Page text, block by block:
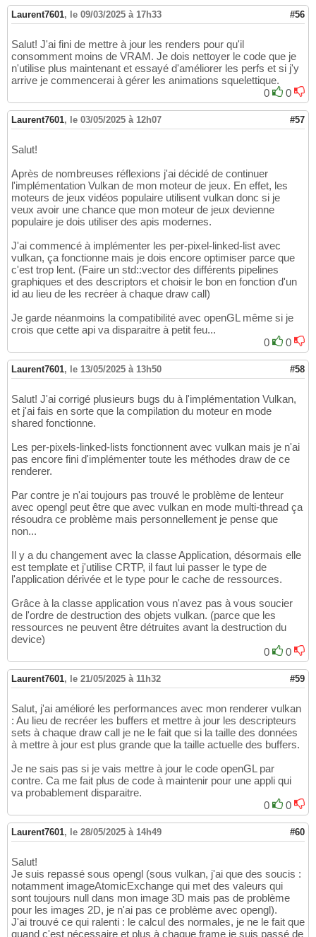
Laurent7601, le 09/03/2025 à 17h33 #56
Salut! J'ai fini de mettre à jour les renders pour qu'il
consomment moins de VRAM. Je dois nettoyer le code que je
n'utilise plus maintenant et essayé d'améliorer les perfs et si j'y
arrive je commencerai à gérer les animations squelettique.
0
0
Laurent7601, le 03/05/2025 à 12h07 #57
Salut!
Après de nombreuses réflexions j'ai décidé de continuer
l'implémentation Vulkan de mon moteur de jeux. En effet, les
moteurs de jeux vidéos populaire utilisent vulkan donc si je
veux avoir une chance que mon moteur de jeux devienne
populaire je dois utiliser des apis modernes.
J'ai commencé à implémenter les per-pixel-linked-list avec
vulkan, ça fonctionne mais je dois encore optimiser parce que
c'est trop lent. (Faire un std::vector des différents pipelines
graphiques et des descriptors et choisir le bon en fonction d'un
id au lieu de les recréer à chaque draw call)
Je garde néanmoins la compatibilité avec openGL même si je
crois que cette api va disparaitre à petit feu...
0
0
Laurent7601, le 13/05/2025 à 13h50 #58
Salut! J'ai corrigé plusieurs bugs du à l'implémentation Vulkan,
et j'ai fais en sorte que la compilation du moteur en mode
shared fonctionne.
Les per-pixels-linked-lists fonctionnent avec vulkan mais je n'ai
pas encore fini d'implémenter toute les méthodes draw de ce
renderer.
Par contre je n'ai toujours pas trouvé le problème de lenteur
avec opengl peut être que avec vulkan en mode multi-thread ça
résoudra ce problème mais personnellement je pense que
non...
Il y a du changement avec la classe Application, désormais elle
est template et j'utilise CRTP, il faut lui passer le type de
l'application dérivée et le type pour le cache de ressources.
Grâce à la classe application vous n'avez pas à vous soucier
de l'ordre de destruction des objets vulkan. (parce que les
ressources ne peuvent être détruites avant la destruction du
device)
0
0
Laurent7601, le 21/05/2025 à 11h32 #59
Salut, j'ai amélioré les performances avec mon renderer vulkan
: Au lieu de recréer les buffers et mettre à jour les descripteurs
sets à chaque draw call je ne le fait que si la taille des données
à mettre à jour est plus grande que la taille actuelle des buffers.
Je ne sais pas si je vais mettre à jour le code openGL par
contre. Ca me fait plus de code à maintenir pour une appli qui
va probablement disparaitre.
0
0
Laurent7601, le 28/05/2025 à 14h49 #60
Salut!
Je suis repassé sous opengl (sous vulkan, j'ai que des soucis :
notamment imageAtomicExchange qui met des valeurs qui
sont toujours null dans mon image 3D mais pas de problème
pour les images 2D, je n'ai pas ce problème avec opengl).
J'ai trouvé ce qui ralenti : le calcul des normales, je ne le fait que
quand c'est nécessaire et plus à chaque frame je suis passé de